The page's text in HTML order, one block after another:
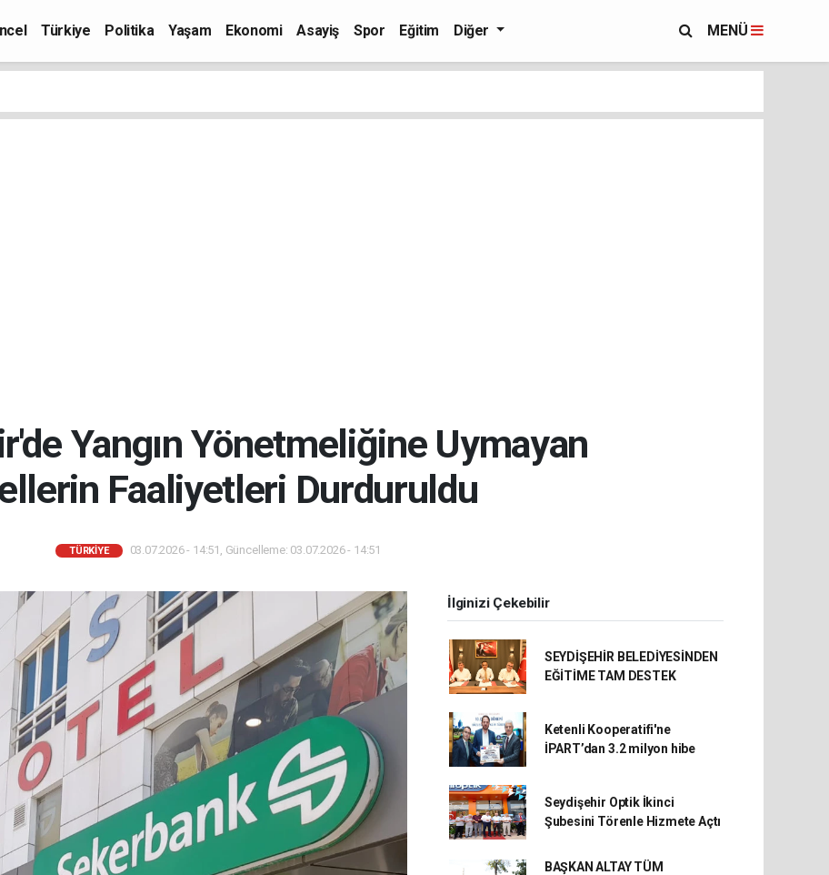
Türkiye Politika Yaşam Ekonomi Asayiş Spor Eğitim Diğer MENÜ
Yangın Yönetmeliğine Uymayan
Faaliyetleri Durduruldu
TÜRKIYE 03.07.2026 - 14:51, Güncelleme: 03.07.2026 - 14:51
İlginizi Çekebilir
SEYDİŞEHİR BELEDİYESİNDEN
EĞİTİME TAM DESTEK
Ketenli Kooperatifi'ne
İPART’dan 3.2 milyon hibe
Seydişehir Optik İkinci
Şubesini Törenle Hizmete Açtı
BAŞKAN ALTAY TÜM